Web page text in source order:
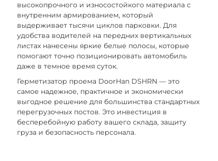
высокопрочного и износостойкого материала с
внутренним армированием, который
выдерживает тысячи циклов парковки. Для
удобства водителей на передних вертикальных
листах нанесены яркие белые полосы, которые
помогают точно позиционировать автомобиль
даже в темное время суток.
Герметизатор проема DoorHan DSHRN — это
самое надежное, практичное и экономически
выгодное решение для большинства стандартных
перегрузочных постов. Это инвестиция в
бесперебойную работу вашего склада, защиту
груза и безопасность персонала.